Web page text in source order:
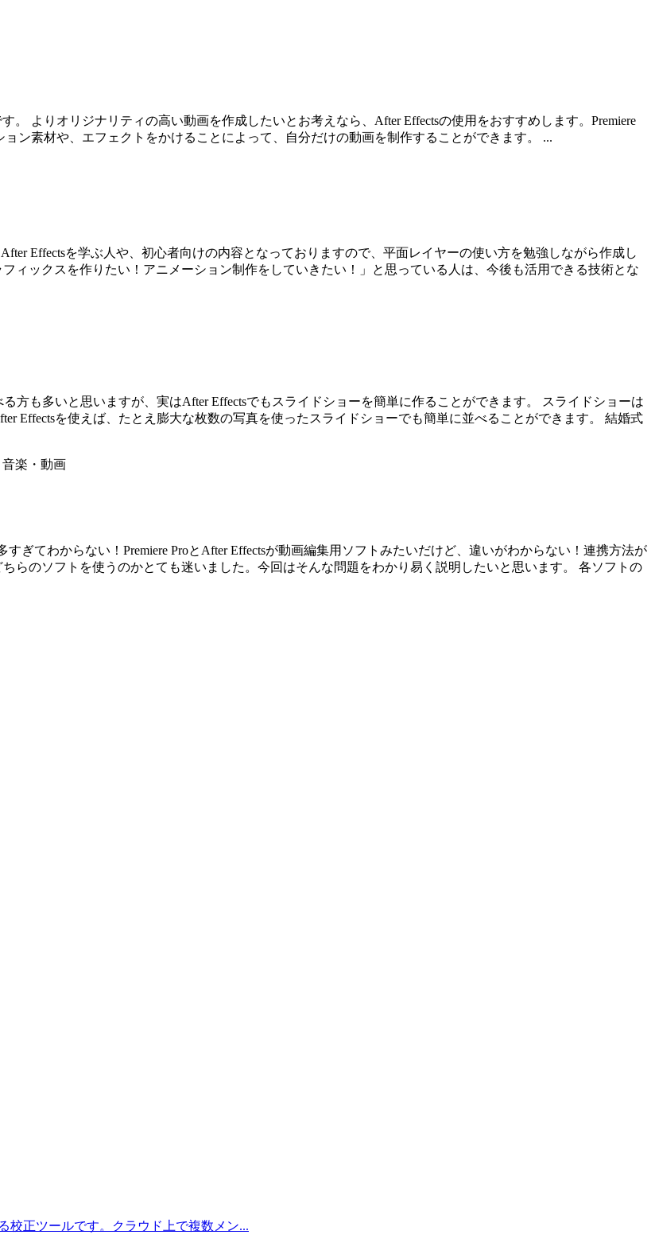
。 よりオリジナリティの高い動画を作成したいとお考えなら、After Effectsの使用をおすすめします。Premiere
ン素材や、エフェクトをかけることによって、自分だけの動画を制作することができます。 ...
Effectsを学ぶ人や、初心者向けの内容となっておりますので、平面レイヤーの使い方を勉強しながら作成し
ィックスを作りたい！アニメーション制作をしていきたい！」と思っている人は、今後も活用できる技術とな
方も多いと思いますが、実はAfter Effectsでもスライドショーを簡単に作ることができます。 スライドショーは
Effectsを使えば、たとえ膨大な枚数の写真を使ったスライドショーでも簡単に並べることができます。 結婚式
音楽・動画
ぎてわからない！Premiere ProとAfter Effectsが動画編集用ソフトみたいだけど、違いがわからない！連携方法が
らのソフトを使うのかとても迷いました。今回はそんな問題をわかり易く説明したいと思います。 各ソフトの
校正ツールです。クラウド上で複数メン...